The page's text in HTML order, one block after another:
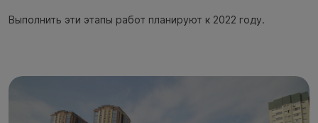
Выполнить эти этапы работ планируют к 2022 году.